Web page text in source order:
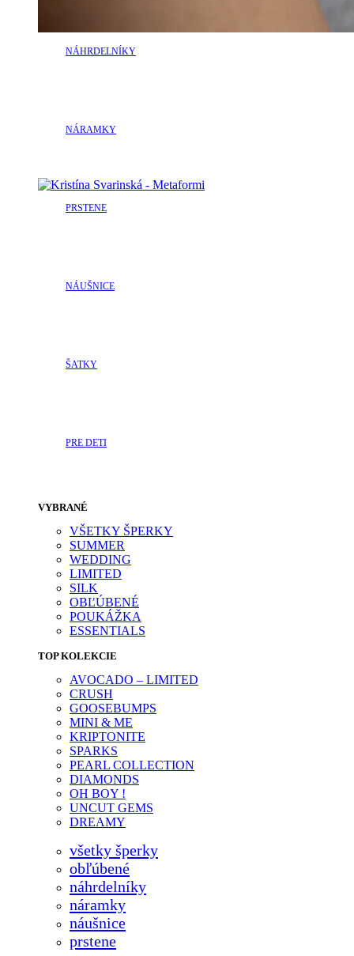
NÁHRDELNÍKY
NÁRAMKY
PRSTENE
NÁUŠNICE
ŠATKY
PRE DETI
VYBRANÉ
VŠETKY ŠPERKY
SUMMER
WEDDING
LIMITED
SILK
OBĽÚBENÉ
POUKÁŽKA
ESSENTIALS
TOP KOLEKCIE
AVOCADO – LIMITED
CRUSH
GOOSEBUMPS
MINI & ME
KRIPTONITE
SPARKS
PEARL COLLECTION
DIAMONDS
OH BOY !
UNCUT GEMS
DREAMY
všetky šperky
obľúbené
náhrdelníky
náramky
náušnice
prstene